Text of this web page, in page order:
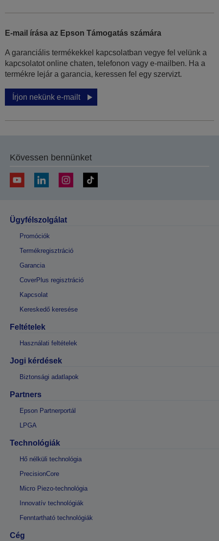
E-mail írása az Epson Támogatás számára
A garanciális termékekkel kapcsolatban vegye fel velünk a
kapcsolatot online chaten, telefonon vagy e-mailben. Ha a
termékre lejár a garancia, keressen fel egy szervizt.
Írjon nekünk e-mailt
Kövessen bennünket
Ügyfélszolgálat
Promóciók
Termékregisztráció
Garancia
CoverPlus regisztráció
Kapcsolat
Kereskedő keresése
Feltételek
Használati feltételek
Jogi kérdések
Biztonsági adatlapok
Partners
Epson Partnerportál
LPGA
Technológiák
Hő nélküli technológia
PrecisionCore
Micro Piezo-technológia
Innovatív technológiák
Fenntartható technológiák
Cég